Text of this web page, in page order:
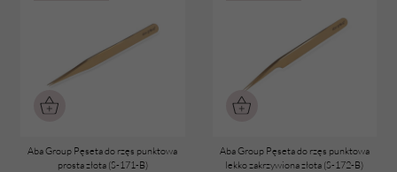
Aba Group Pęseta do rzęs punktowa
prosta złota (S-171-B)
Aba Group Pęseta do rzęs punktowa
lekko zakrzywiona złota (S-172-B)